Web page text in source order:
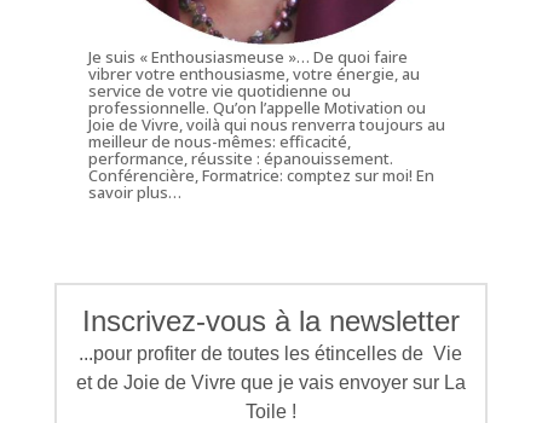
Je suis « Enthousiasmeuse »… De quoi faire
vibrer votre enthousiasme, votre énergie, au
service de votre vie quotidienne ou
professionnelle. Qu’on l’appelle Motivation ou
Joie de Vivre, voilà qui nous renverra toujours au
meilleur de nous-mêmes: efficacité,
performance, réussite : épanouissement.
Conférencière, Formatrice: comptez sur moi!En
savoir plus…
Inscrivez-vous à la newsletter
...pour profiter de toutes les étincelles de Vie
et de Joie de Vivre que je vais envoyer sur La
Toile !